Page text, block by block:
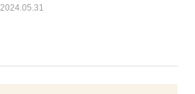
2024.05.31